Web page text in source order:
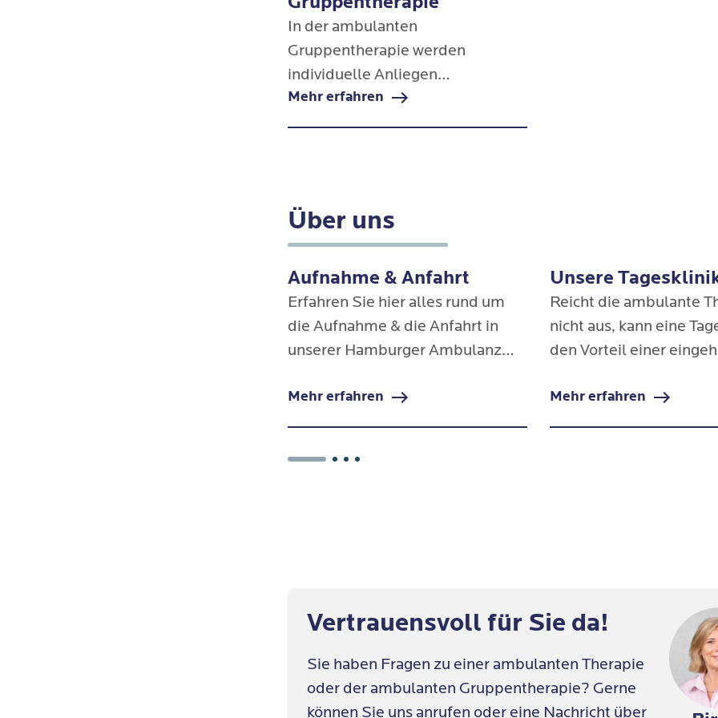
In der ambulanten
Gruppentherapie werden
individuelle Anliegen
aufgegriffen und therapeutisch
begleitet – ressourcenorientiert,
Mehr erfahren
Über uns
Aufnahme & Anfahrt
Erfahren Sie hier alles rund um
die Aufnahme & die Anfahrt in
unserer Hamburger Ambulanz
Mehr erfahren
Unsere
Reicht die ambulante
nicht aus, kann eine
den Vorteil einer
Tagsüber sind Sie in der
Behandlung, die
Mehr erfahren
Vertrauensvoll für Sie da!
Sie haben Fragen zu einer ambulanten Therapie
oder der ambulanten Gruppentherapie? Gerne
können Sie uns anrufen oder eine Nachricht über